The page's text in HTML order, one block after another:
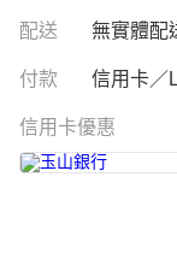
配送 無實體配
付款 信用卡／
信用卡優惠